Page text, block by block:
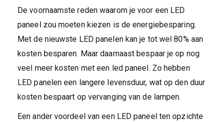
De voornaamste reden waarom je voor een LED
paneel zou moeten kiezen is de energiebesparing.
Met de nieuwste LED panelen kan je tot wel 80% aan
kosten besparen. Maar daarnaast bespaar je op nog
veel meer kosten met een led paneel. Zo hebben
LED panelen een langere levensduur, wat op den duur
kosten bespaart op vervanging van de lampen.
Een ander voordeel van een LED paneel ten opzichte